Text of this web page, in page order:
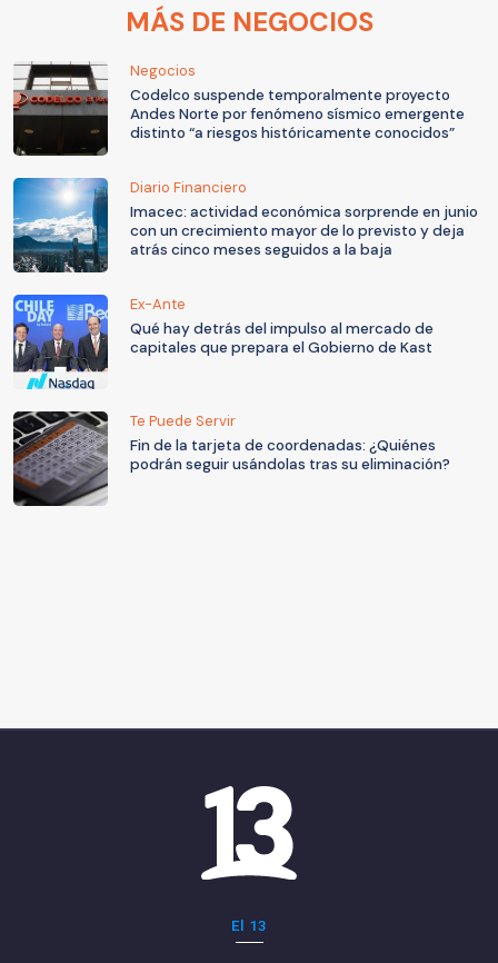
MÁS DE NEGOCIOS
Negocios
Codelco suspende temporalmente proyecto
Andes Norte por fenómeno sísmico emergente
distinto “a riesgos históricamente conocidos”
Diario Financiero
Imacec: actividad económica sorprende en junio
con un crecimiento mayor de lo previsto y deja
atrás cinco meses seguidos a la baja
Ex-Ante
Qué hay detrás del impulso al mercado de
capitales que prepara el Gobierno de Kast
Te Puede Servir
Fin de la tarjeta de coordenadas: ¿Quiénes
podrán seguir usándolas tras su eliminación?
El 13